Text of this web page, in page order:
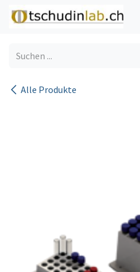
Zum Inhalt springen
Alle Produkte